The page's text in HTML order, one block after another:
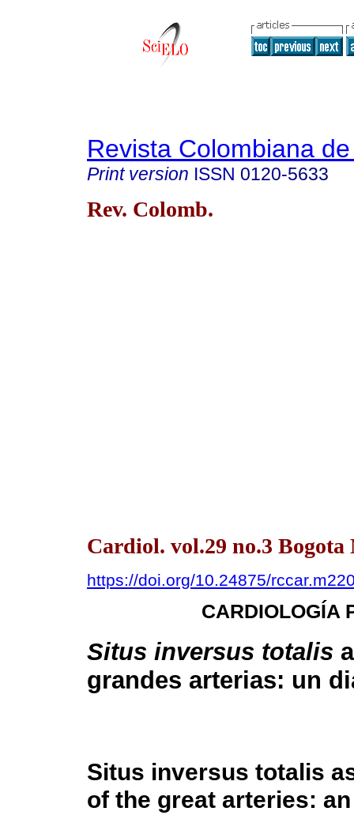
Revista Colombiana
Print version ISSN 0120-5633
Rev. Colomb.
Cardiol. vol.29 no.3
https://doi.org/10.24875/
CARDIOLOGÍA
Situs inversus totalis
grandes arterias: un
Situs inversus totalis
of the great arteries: